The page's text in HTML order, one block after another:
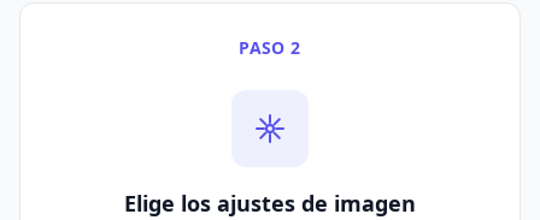
PASO 2
Elige los ajustes de imagen